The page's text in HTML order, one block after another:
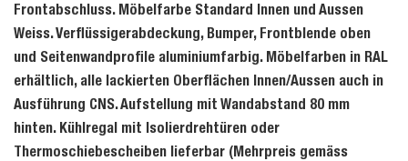
Frontabschluss. Möbelfarbe Standard Innen und Aussen
Weiss. Verflüssigerabdeckung, Bumper, Frontblende oben
und Seitenwandprofile aluminiumfarbig. Möbelfarben in RAL
erhältlich, alle lackierten Oberflächen Innen/Aussen auch in
Ausführung CNS. Aufstellung mit Wandabstand 80 mm
hinten. Kühlregal mit Isolierdrehtüren oder
Thermoschiebescheiben lieferbar (Mehrpreis gemäss